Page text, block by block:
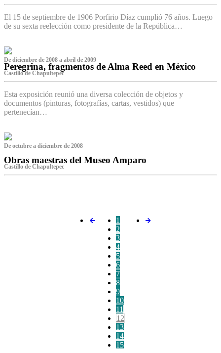
El 15 de septiembre de 1906 Porfirio Díaz cumplió 76 años. Luego
de su sexta reelección como presidente de la República…
De diciembre de 2008 a abril de 2009
Peregrina, fragmentos de Alma Reed en México
Castillo de Chapultepec
Esta exposición reunió una diversa colección de objetos y
documentos (pinturas, fotografías, cartas, vestidos) que
pertenecían…
De octubre a diciembre de 2008
Obras maestras del Museo Amparo
Castillo de Chapultepec
1
2
3
4
5
6
7
8
9
10
11
12
13
14
15